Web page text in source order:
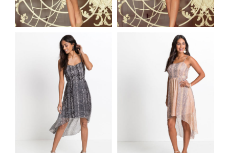
BORDOWA
SUKIENKA Z
DŁUŻSZYM TYŁEM I
KORONKOWYM
DEKOLTEM
GRANATOWA
SUKIENKA Z
DŁUŻSZYM TYŁEM I
KORONKOWYM
DEKOLTEM